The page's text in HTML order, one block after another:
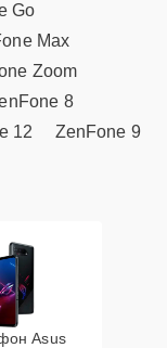
Go
Max
Zoom
8
12
ZenFone 9
Asus